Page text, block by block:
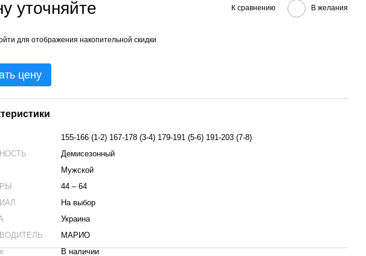
уточняйте К сравнению В желания
для отображения накопительной скидки
цену
155-166 (1-2) 167-178 (3-4) 179-191 (5-6) 191-203 (7-8)
Демисезонный
Мужской
44 – 64
На выбор
Украина
МАРИО
В наличии